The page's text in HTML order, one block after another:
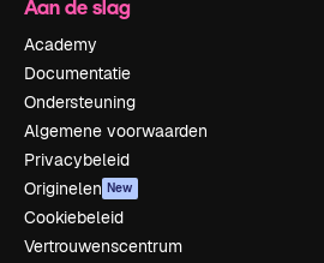
Aan de slag
Academy
Documentatie
Ondersteuning
Algemene voorwaarden
Privacybeleid
Originelen New
Cookiebeleid
Vertrouwenscentrum